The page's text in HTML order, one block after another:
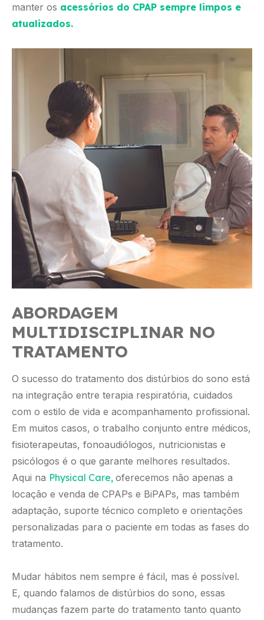
manter os acessórios do CPAP sempre limpos e
atualizados.
ABORDAGEM
MULTIDISCIPLINAR NO
TRATAMENTO
O sucesso do tratamento dos distúrbios do sono está
na integração entre terapia respiratória, cuidados
com o estilo de vida e acompanhamento profissional.
Em muitos casos, o trabalho conjunto entre médicos,
fisioterapeutas, fonoaudiólogos, nutricionistas e
psicólogos é o que garante melhores resultados.
Aqui na Physical Care, oferecemos não apenas a
locação e venda de CPAPs e BiPAPs, mas também
adaptação, suporte técnico completo e orientações
personalizadas para o paciente em todas as fases do
tratamento.
Mudar hábitos nem sempre é fácil, mas é possível.
E, quando falamos de distúrbios do sono, essas
mudanças fazem parte do tratamento tanto quanto